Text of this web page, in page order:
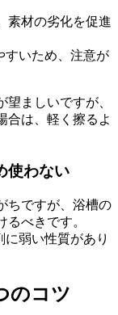
素材の劣化を促進
すいため、注意が
ましいですが、
合は、軽く擦るよ
使わない
ちですが、浴槽の
べきです。
弱い性質があり
のコツ